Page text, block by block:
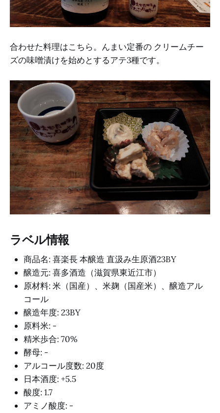
合わせた料理はこちら。んまい定番の クリームチー
ズの味噌漬けを始めとするアテ3種です。
ラベル情報
商品名: 喜楽長 本醸造 直汲み生原酒23BY
醸造元: 喜多酒造（滋賀県東近江市）
原材料: 米（国産）、米麹（国産米）、醸造アル
コール
醸造年度: 23BY
原料米: -
精米歩合: 70%
酵母: -
アルコール度数: 20度
日本酒度: +5.5
酸度: 1.7
アミノ酸度: -